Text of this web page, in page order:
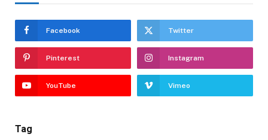
Facebook Twitter
Pinterest Instagram
YouTube Vimeo
Tag